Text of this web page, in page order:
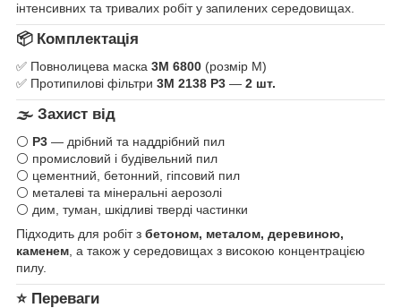
інтенсивних та тривалих робіт у запилених середовищах.
📦 Комплектація
✅ Повнолицева маска 3M 6800 (розмір M)
✅ Протипилові фільтри 3M 2138 P3 — 2 шт.
🌫️ Захист від
⚪ P3 — дрібний та наддрібний пил
⚪ промисловий і будівельний пил
⚪ цементний, бетонний, гіпсовий пил
⚪ металеві та мінеральні аерозолі
⚪ дим, туман, шкідливі тверді частинки
Підходить для робіт з бетоном, металом, деревиною,
каменем , а також у середовищах з високою концентрацією
пилу.
⭐ Переваги